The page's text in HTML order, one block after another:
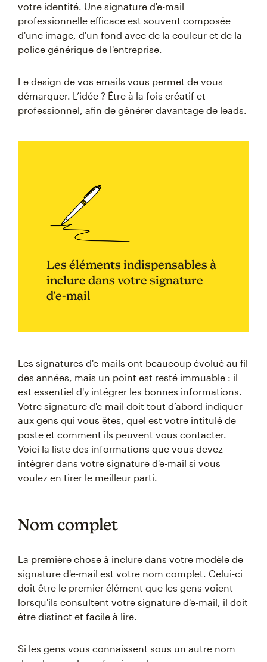
votre identité. Une signature d'e-mail
professionnelle efficace est souvent composée
d'une image, d'un fond avec de la couleur et de la
police générique de l'entreprise.
Le design de vos emails vous permet de vous
démarquer. L’idée ? Être à la fois créatif et
professionnel, afin de générer davantage de leads.
Les éléments indispensables à
inclure dans votre signature
d'e-mail
Les signatures d'e-mails ont beaucoup évolué au fil
des années, mais un point est resté immuable : il
est essentiel d'y intégrer les bonnes informations.
Votre signature d'e-mail doit tout d’abord indiquer
aux gens qui vous êtes, quel est votre intitulé de
poste et comment ils peuvent vous contacter.
Voici la liste des informations que vous devez
intégrer dans votre signature d'e-mail si vous
voulez en tirer le meilleur parti.
Nom complet
La première chose à inclure dans votre modèle de
signature d'e-mail est votre nom complet. Celui-ci
doit être le premier élément que les gens voient
lorsqu'ils consultent votre signature d'e-mail, il doit
être distinct et facile à lire.
Si les gens vous connaissent sous un autre nom